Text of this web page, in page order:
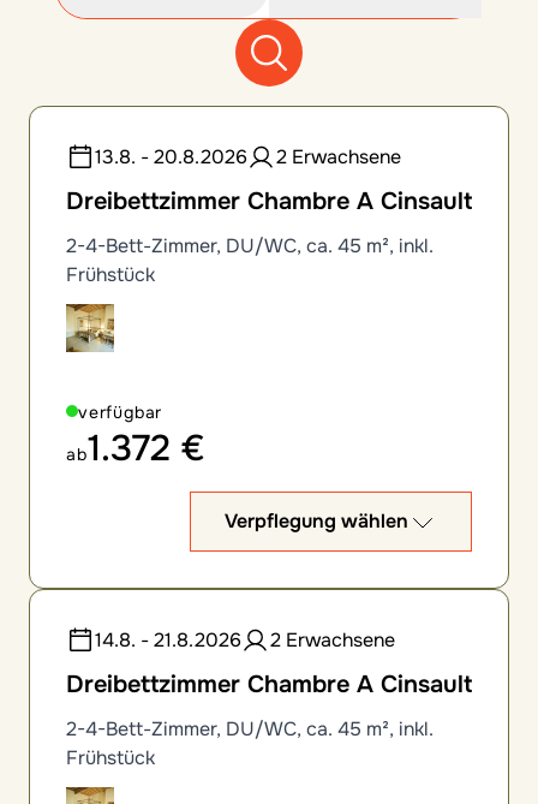
12 Zimmeroptionen gefunden
13.8. - 20.8.2026
2 Erwachsene
Dreibettzimmer Chambre A Cinsault
2-4-Bett-Zimmer, DU/WC, ca. 45 m², inkl.
Frühstück
verfügbar
ab1.372 €
Verpflegung wählen
14.8. - 21.8.2026 2 Erwachsene
Dreibettzimmer Chambre A Cinsault
2-4-Bett-Zimmer, DU/WC, ca. 45 m², inkl.
Frühstück